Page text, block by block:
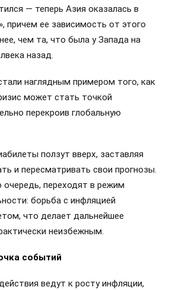
— теперь Азия оказалась в
причем ее зависимость от этого
чем та, что была у Запада на
назад.
наглядным примером того, как
может стать точкой
перекроив глобальную
ползут вверх, заставляя
и пересматривать свои прогнозы.
переходят в режим
борьба с инфляцией
что делает дальнейшее
неизбежным.
событий
ведут к росту инфляции,